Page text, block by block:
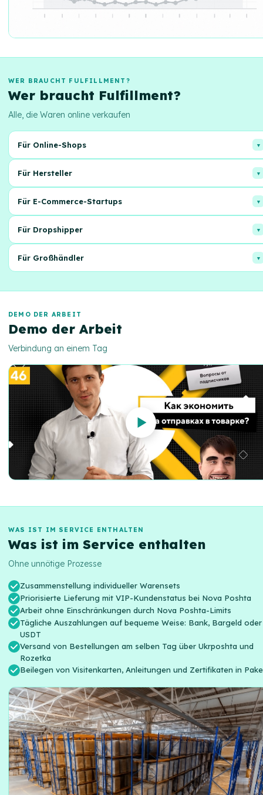
WER BRAUCHT FULFILLMENT?
Wer braucht Fulfillment?
Alle, die Waren online verkaufen
Für Online-Shops
Wir übernehmen Lagerung, Verpackung und Versand.
Für Hersteller
Ihre Kunden.
Für E-Commerce-Startups
Organisation von Lagerprozessen.
Für Dropshipper
Lagerräume.
Für Großhändler
Bestellmengen und erweitern Sie die Verkaufsgeografie.
DEMO DER ARBEIT
Demo der Arbeit
Verbindung an einem Tag
WAS IST IM SERVICE ENTHALTEN
Was ist im Service enthalten
Ohne unnötige Prozesse
Zusammenstellung individueller Warensets
Priorisierte Lieferung mit VIP-Kundenstatus bei Nova Poshta
Arbeit ohne Einschränkungen durch Nova Poshta-Limits
Tägliche Auszahlungen auf bequeme Weise: Bank, Bargeld oder
USDT
Versand von Bestellungen am selben Tag über Ukrposhta und
Rozetka
Beilegen von Visitenkarten, Anleitungen und Zertifikaten in